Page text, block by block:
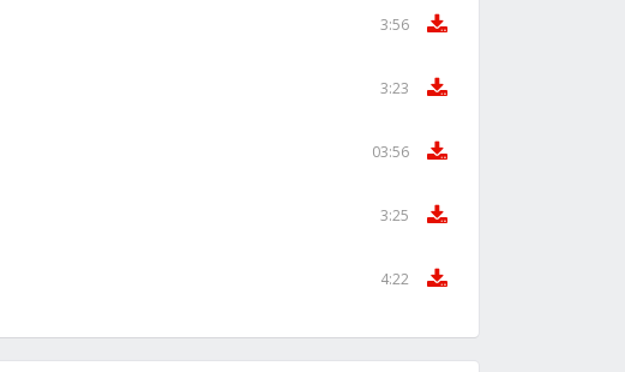
3:56
3:23
03:56
3:25
4:22